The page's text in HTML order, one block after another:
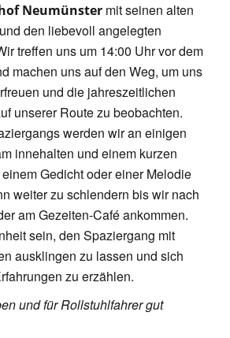
Neumünstermit seinen alten
den liebevoll angelegten
treffen uns um 14:00 Uhr vor dem
machen uns auf den Weg, um uns
und die jahreszeitlichen
unserer Route zu beobachten.
werden wir an einigen
innehalten und einem kurzen
Gedicht oder einer Melodie
weiter zu schlendern bis wir nach
am Gezeiten-Café ankommen.
sein, den Spaziergang mit
ausklingen zu lassen und sich
zu erzählen.
und für Rollstuhlfahrer gut